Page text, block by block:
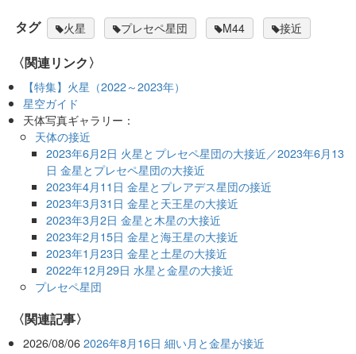
タグ 火星 プレセペ星団 M44 接近
〈関連リンク〉
【特集】火星（2022～2023年）
星空ガイド
天体写真ギャラリー：
天体の接近
2023年6月2日 火星とプレセペ星団の大接近／2023年6月13
日 金星とプレセペ星団の大接近
2023年4月11日 金星とプレアデス星団の接近
2023年3月31日 金星と天王星の大接近
2023年3月2日 金星と木星の大接近
2023年2月15日 金星と海王星の大接近
2023年1月23日 金星と土星の大接近
2022年12月29日 水星と金星の大接近
プレセペ星団
関連記事
2026/08/06 2026年8月16日 細い月と金星が接近